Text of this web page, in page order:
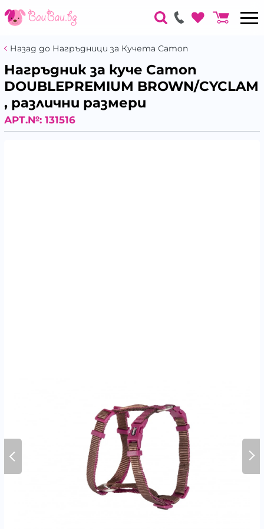
Назад до Нагръдници за Кучета Camon
Нагръдник за куче Camon
DOUBLEPREMIUM BROWN/CYCLAM
, различни размери
АРТ.№: 131516